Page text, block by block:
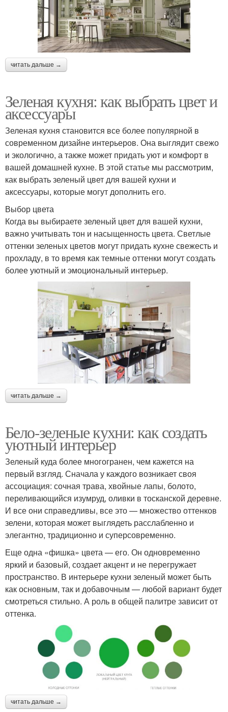
читать дальше →
Зеленая кухня: как выбрать цвет и
аксессуары
Зеленая кухня становится все более популярной в
современном дизайне интерьеров. Она выглядит свежо
и экологично, а также может придать уют и комфорт в
вашей домашней кухне. В этой статье мы рассмотрим,
как выбрать зеленый цвет для вашей кухни и
аксессуары, которые могут дополнить его.
Выбор цвета
Когда вы выбираете зеленый цвет для вашей кухни,
важно учитывать тон и насыщенность цвета. Светлые
оттенки зеленых цветов могут придать кухне свежесть и
прохладу, в то время как темные оттенки могут создать
более уютный и эмоциональный интерьер.
читать дальше →
Бело-зеленые кухни: как создать
уютный интерьер
Зеленый куда более многогранен, чем кажется на
первый взгляд. Сначала у каждого возникает своя
ассоциация: сочная трава, хвойные лапы, болото,
переливающийся изумруд, оливки в тосканской деревне.
И все они справедливы, все это — множество оттенков
зелени, которая может выглядеть расслабленно и
элегантно, традиционно и суперсовременно.
Еще одна «фишка» цвета — его. Он одновременно
яркий и базовый, создает акцент и не перегружает
пространство. В интерьере кухни зеленый может быть
как основным, так и добавочным — любой вариант будет
смотреться стильно. А роль в общей палитре зависит от
оттенка.
читать дальше →